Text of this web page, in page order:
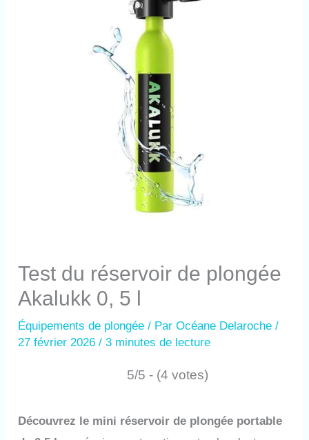
Test du réservoir de plongée
Akalukk 0, 5 l
Équipements de plongée / ParOcéane Delaroche/
27 février 2026/3 minutes de lecture
5/5 - (4 votes)
Découvrez le mini réservoir de plongée portable